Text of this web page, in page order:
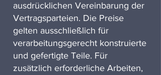
ausdrücklichen Vereinbarung der
Vertragsparteien. Die Preise
gelten ausschließlich für
verarbeitungsgerecht konstruierte
und gefertigte Teile. Für
zusätzlich erforderliche Arbeiten,